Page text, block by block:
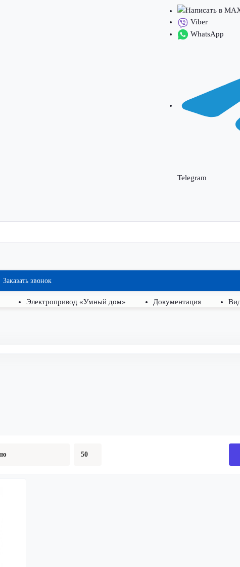
Viber
WhatsApp
Telegram
Заказать звонок
Электропривод «Умный дом» Документация